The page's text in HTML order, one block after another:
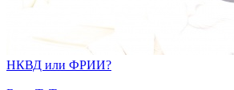
НКВД или ФРИИ?